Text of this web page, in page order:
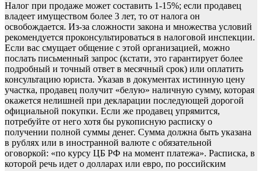
Налог при продаже может составить 1-15%; если продавец
владеет имуществом более 3 лет, то от налога он
освобождается. Из-за сложности закона и множества условий
рекомендуется проконсультироваться в налоговой инспекции.
Если вас смущает общение с этой организацией, можно
послать письменный запрос (кстати, это гарантирует более
подробный и точный ответ в месячный срок) или оплатить
консультацию юриста. Указав в документах истинную цену
участка, продавец получит «белую» наличную сумму, которая
окажется нелишней при декларации последующей дорогой
официальной покупки. Если же продавец упрямится,
потребуйте от него хотя бы рукописную расписку о
получении полной суммы денег. Сумма должна быть указана
в рублях или в иностранной валюте с обязательной
оговоркой: «по курсу ЦБ РФ на момент платежа». Расписка, в
которой речь идет о долларах или евро, по российским